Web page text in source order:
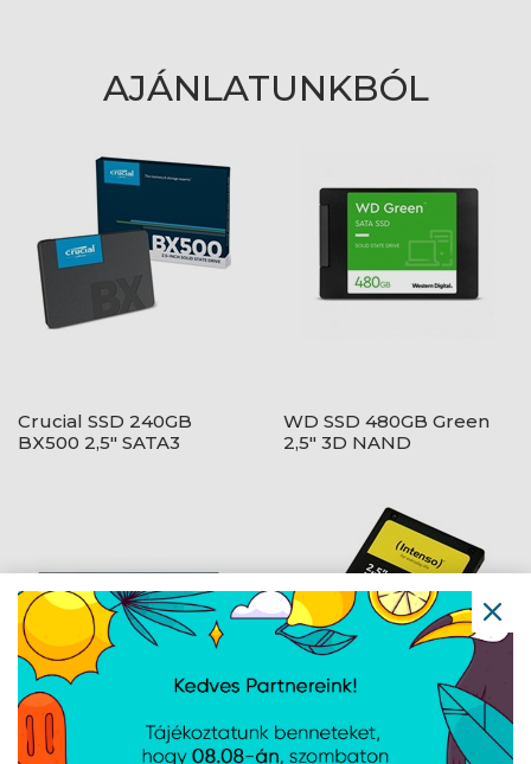
AJÁNLATUNKBÓL
Crucial SSD 240GB
BX500 2,5" SATA3
WD SSD 480GB Green
2,5" 3D NAND